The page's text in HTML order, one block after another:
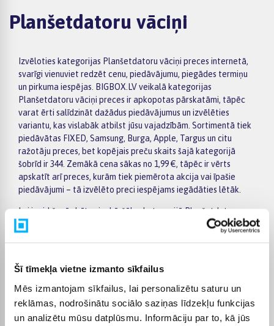
Šī tīmekļa vietne izmanto sīkfailus
Mēs izmantojam sīkfailus, lai personalizētu saturu un
reklāmas, nodrošinātu sociālo saziņas līdzekļu funkcijas
un analizētu mūsu datplūsmu. Informāciju par to, kā jūs
Planšetdatoru vāciņi
Izvēloties kategorijas Planšetdatoru vāciņi preces internetā,
svarīgi vienuviet redzēt cenu, piedāvājumu, piegādes termiņu
un pirkuma iespējas. BIGBOX.LV veikalā kategorijas
Planšetdatoru vāciņi preces ir apkopotas pārskatāmi, tāpēc
varat ērti salīdzināt dažādus piedāvājumus un izvēlēties
variantu, kas vislabāk atbilst jūsu vajadzībām. Sortimentā tiek
piedāvātas FIXED, Samsung, Burga, Apple, Targus un citu
ražotāju preces, bet kopējais preču skaits šajā kategorijā
šobrīd ir 344. Zemākā cena sākas no 1,99 €, tāpēc ir vērts
apskatīt arī preces, kurām tiek piemērota akcija vai īpašie
piedāvājumi – tā izvēlēto preci iespējams iegādāties lētāk.
Lai iepirkšanās būtu vienkāršāka, kategorijā Planšetdatoru
vāciņi varat izmantot filtrus un ātri atlasīt preces pēc ražotāja,
konkrētās preces lapā pieejama detalizētāka informācija par
parametriem, apmaksu, piegādi un citiem pirkuma
nosacījumiem. Tas palīdz mierīgi salīdzināt vairākus variantus,
izvērtēt to priekšrocības un ērti pasūtīt izvēlēto preci
internetā.